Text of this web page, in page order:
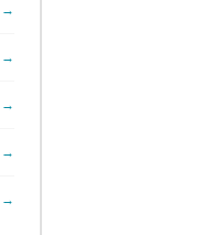
→
→
→
→
→